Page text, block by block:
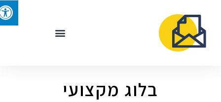
בלוג מקצועי